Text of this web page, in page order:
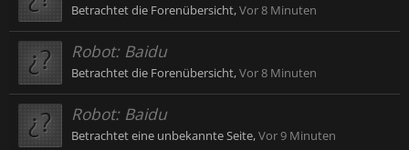
Betrachtet die Forenübersicht,Vor 8 Minuten
Robot: Baidu
Betrachtet die Forenübersicht,Vor 8 Minuten
Robot: Baidu
Betrachtet eine unbekannte Seite,Vor 9 Minuten